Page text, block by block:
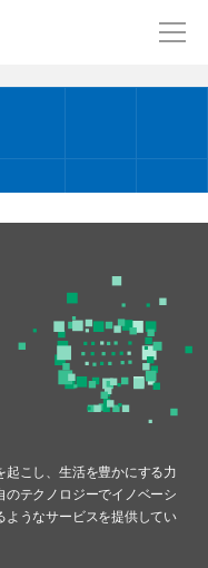
こし、生活を豊かにする力
のテクノロジーでイノベーシ
ようなサービスを提供してい